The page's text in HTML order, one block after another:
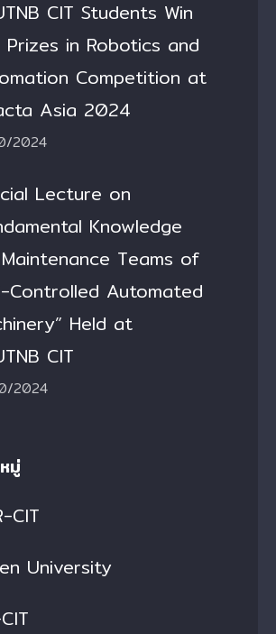
at
CIT Students Win
Prizes in Robotics and
Competition at
Asia 2024
2024
Lecture on
Knowledge
Teams of
Controlled Automated
Held at
CIT
2024
มู่
CIT
University